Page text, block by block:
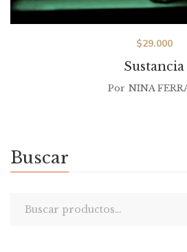
Sustancia
$29.000
Por NINA
Buscar